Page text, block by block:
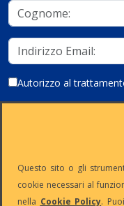
Autorizzo al
Questo sito o gli
cookie necessari al
nella Cookie Policy.